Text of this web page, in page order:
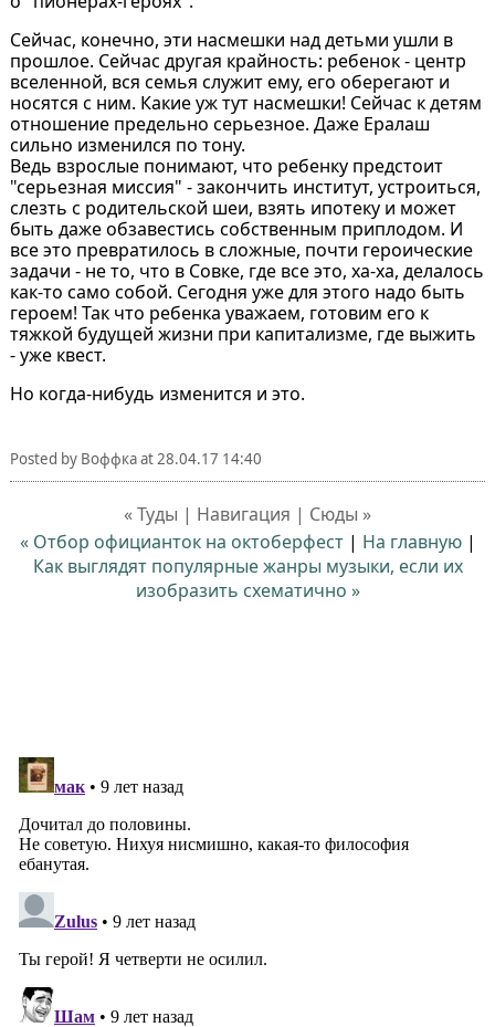
Сейчас, конечно, эти насмешки над детьми ушли в
прошлое. Сейчас другая крайность: ребенок - центр
вселенной, вся семья служит ему, его оберегают и
носятся с ним. Какие уж тут насмешки! Сейчас к детям
отношение предельно серьезное. Даже Ералаш
сильно изменился по тону.
Ведь взрослые понимают, что ребенку предстоит
"серьезная миссия" - закончить институт, устроиться,
слезть с родительской шеи, взять ипотеку и может
быть даже обзавестись собственным приплодом. И
все это превратилось в сложные, почти героические
задачи - не то, что в Совке, где все это, ха-ха, делалось
как-то само собой. Сегодня уже для этого надо быть
героем! Так что ребенка уважаем, готовим его к
тяжкой будущей жизни при капитализме, где выжить
- уже квест.
Но когда-нибудь изменится и это.
Posted by Воффкаat 28.04.17 14:40
« Туды | Навигация | Сюды »
« Отбор официанток на октоберфест| На главную|
Как выглядят популярные жанры музыки, если их
изобразить схематично »